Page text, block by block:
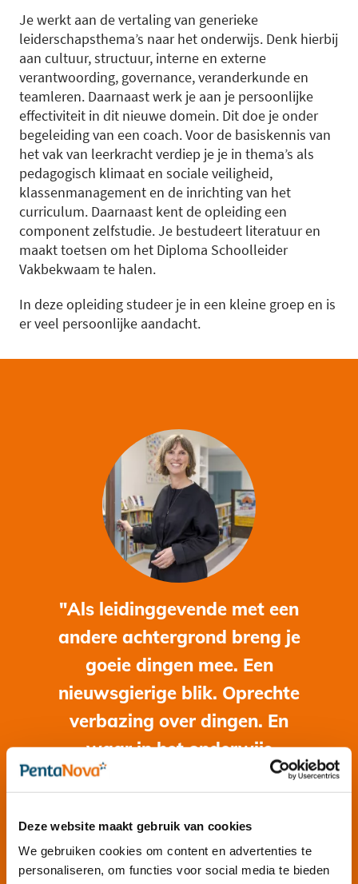
Deze website maakt gebruik van cookies
We gebruiken cookies om content en advertenties te
personaliseren, om functies voor social media te bieden
Je werkt aan de vertaling van generieke
leiderschapsthema’s naar het onderwijs. Denk hierbij
aan cultuur, structuur, interne en externe
verantwoording, governance, veranderkunde en
teamleren. Daarnaast werk je aan je persoonlijke
effectiviteit in dit nieuwe domein. Dit doe je onder
begeleiding van een coach. Voor de basiskennis van
het vak van leerkracht verdiep je je in thema’s als
pedagogisch klimaat en sociale veiligheid,
klassenmanagement en de inrichting van het
curriculum. Daarnaast kent de opleiding een
component zelfstudie. Je bestudeert literatuur en
maakt toetsen om het Diploma Schoolleider
Vakbekwaam te halen.
In deze opleiding studeer je in een kleine groep en is
er veel persoonlijke aandacht.
"Als leidinggevende met een
andere achtergrond breng je
goeie dingen mee. Een
nieuwsgierige blik. Oprechte
verbazing over dingen. En
waar in het onderwijs
regelmatig snel van probleem
probeer ik soms bewust voor
vertraging te zorgen."